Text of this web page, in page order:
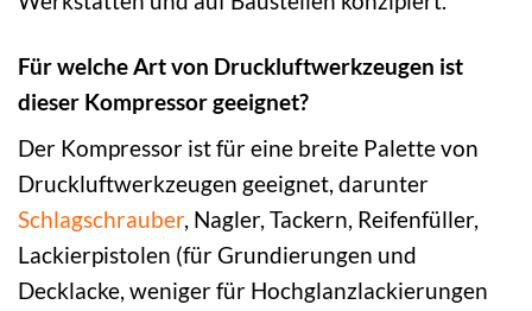
Für welche Art von Druckluftwerkzeugen ist
dieser Kompressor geeignet?
Der Kompressor ist für eine breite Palette von
Druckluftwerkzeugen geeignet, darunter
Schlagschrauber, Nagler, Tackern, Reifenfüller,
Lackierpistolen (für Grundierungen und
Decklacke, weniger für Hochglanzlackierungen